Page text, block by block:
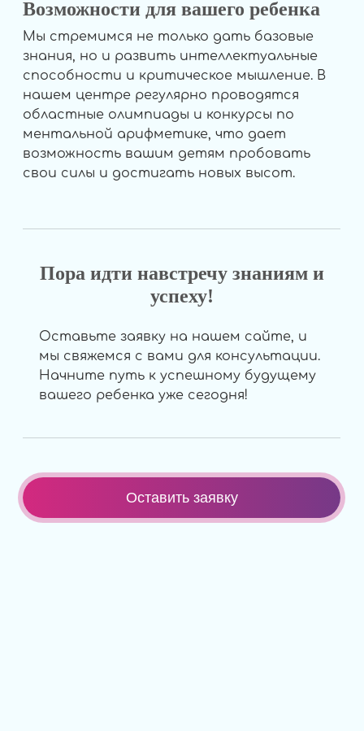
Возможности для вашего ребенка
Мы стремимся не только дать базовые
знания, но и развить интеллектуальные
способности и критическое мышление. В
нашем центре регулярно проводятся
областные олимпиады и конкурсы по
ментальной арифметике, что дает
возможность вашим детям пробовать
свои силы и достигать новых высот.
Пора идти навстречу знаниям и
успеху!
Оставьте заявку на нашем сайте, и
мы свяжемся с вами для консультации.
Начните путь к успешному будущему
вашего ребенка уже сегодня!
Оставить заявку